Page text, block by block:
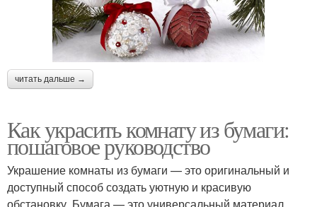
читать дальше →
Как украсить комнату из бумаги:
пошаговое руководство
Украшение комнаты из бумаги — это оригинальный и
доступный способ создать уютную и красивую
обстановку. Бумага — это универсальный материал,